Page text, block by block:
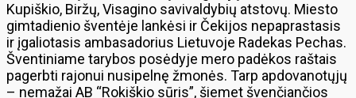
Kupiškio, Biržų, Visagino savivaldybių atstovų. Miesto
gimtadienio šventėje lankėsi ir Čekijos nepaprastasis
ir įgaliotasis ambasadorius Lietuvoje Radekas Pechas.
Šventiniame tarybos posėdyje mero padėkos raštais
pagerbti rajonui nusipelnę žmonės. Tarp apdovanotųjų
– nemažai AB “Rokiškio sūris”, šiemet švenčiančios